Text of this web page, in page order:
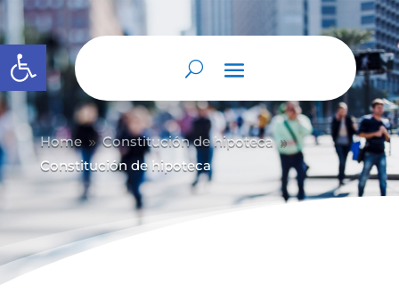
Abrir barra de herramientas
Home 9 Constitución de hipoteca 9
Constitución de hipoteca